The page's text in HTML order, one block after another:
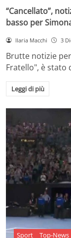
“Cancellato”,
basso per
Ilaria Macchi 3
Brutte notizie
Fratello", è stato
Leggi di più
Sport Top-News